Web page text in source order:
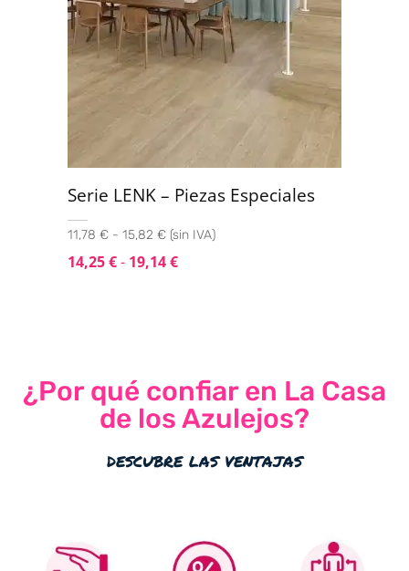
Serie LENK – Piezas Especiales
11,78 € - 15,82 € (sin IVA)
14,25€- 19,14€
¿Por qué confiar en La Casa
de los Azulejos?
descubre las ventajas